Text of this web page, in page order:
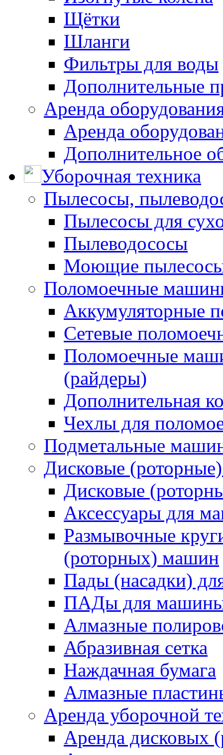
Щётки
Шланги
Фильтры для воды
Дополнительные
Аренда
Аренда
Дополнительное
Уборочная техника
Пылесосы,
Пылесосы для
Пылеводососы
Моющие пылесосы
Поломоечные
Аккумуляторные
Сетевые
Поломоечные
(райдеры)
Дополнительная
Чехлы для
Подметальные
Дисковые
Дисковые
Аксессуары для
Размывочные
(роторных) машин
Пады (насадки)
ПАДы для
Алмазные
Абразивная сетка
Наждачная бумага
Алмазные
Аренда уборочной
Аренда дисковых